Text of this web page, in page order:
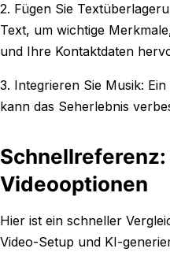
2. Fügen Sie
Text, um wichtige
und Ihre Kontaktdaten
3. Integrieren Sie Musik:
kann das Seherlebnis
Videooptionen
Hier ist ein schneller
Video-Setup und KI-